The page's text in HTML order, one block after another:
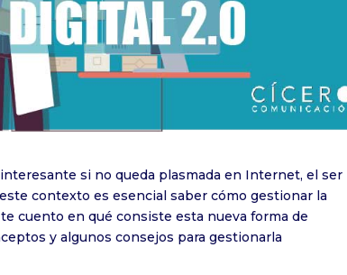
si no queda plasmada en Internet, el ser
contexto es esencial saber cómo gestionar la
cuento en qué consiste esta nueva forma de
y algunos consejos para gestionarla